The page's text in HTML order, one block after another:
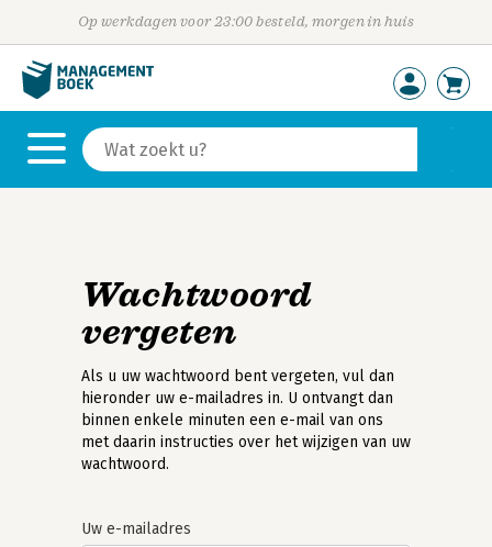
Op werkdagen voor 23:00 besteld, morgen in huis
Wachtwoord
vergeten
Als u uw wachtwoord bent vergeten, vul dan
hieronder uw e-mailadres in. U ontvangt dan
binnen enkele minuten een e-mail van ons
met daarin instructies over het wijzigen van uw
wachtwoord.
Uw e-mailadres